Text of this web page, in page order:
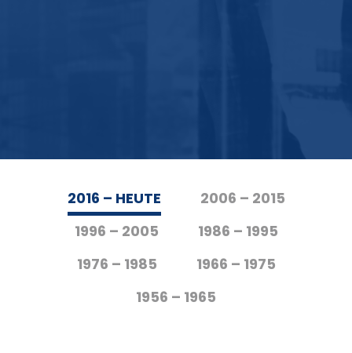
2016 – HEUTE
2006 – 2015
1996 – 2005
1986 – 1995
1976 – 1985
1966 – 1975
1956 – 1965